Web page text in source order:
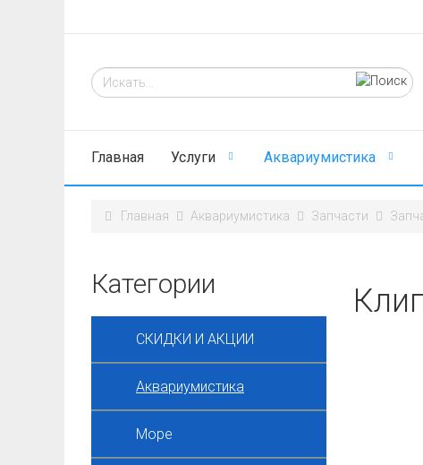
Главная Услуги Аквариумистика
Главная Аквариумистика Запчасти
Категории
СКИДКИ И АКЦИИ
Аквариумистика
Море